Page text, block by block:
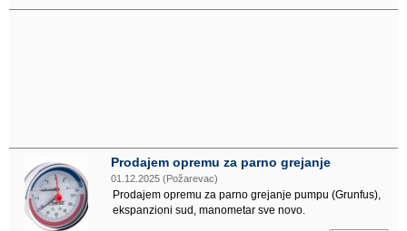
Prodajem opremu za parno grejanje
01.12.2025 (Požarevac)
Prodajem opremu za parno grejanje pumpu (Grunfus),
ekspanzioni sud, manometar sve novo.